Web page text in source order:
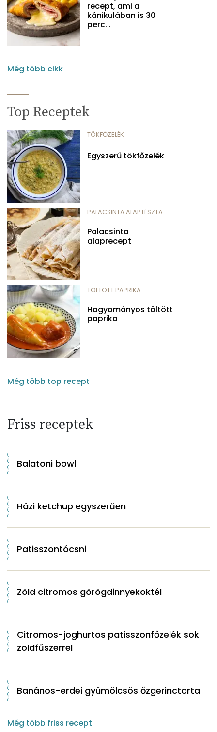
recept, ami a
kánikulában is 30
perc...
Még több cikk
Top Receptek
TÖKFŐZELÉK
Egyszerű tökfőzelék
PALACSINTA ALAPTÉSZTA
Palacsinta
alaprecept
TÖLTÖTT PAPRIKA
Hagyományos töltött
paprika
Még több top recept
Friss receptek
Balatoni bowl
Házi ketchup egyszerűen
Patisszontócsni
Zöld citromos görögdinnyekoktél
Citromos-joghurtos patisszonfőzelék sok
zöldfűszerrel
Banános-erdei gyümölcsös őzgerinctorta
Még több friss recept